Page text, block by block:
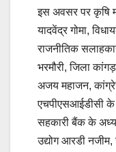
इस अवसर पर कृषि
यादवेंद्र गोमा,
राजनीतिक
भरमौरी, जिला
अजय महाजन,
एचपीएसआईडीसी के
सहकारी बैंक के
उद्योग आरडी